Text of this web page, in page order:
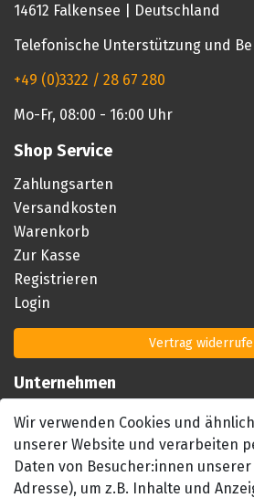
14612 Falkensee | Deutschland
Telefonische Unterstützung und
+49 (0)3322 / 28 67 280
Mo-Fr, 08:00 - 16:00 Uhr
Shop Service
Zahlungsarten
Versandkosten
Warenkorb
Zur Kasse
Registrieren
Login
Vertrag
Unternehmen
Impressum
AGB
Datenschutzerklärung
Barrierefreiheitserklärung
Wir verwenden Cookies und
unserer Website und verarbeiten
Daten von Besucher:innen unserer
Adresse), um z.B. Inhalte und